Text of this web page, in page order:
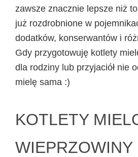
zawsze znacznie lepsze niż
już rozdrobnione w
dodatków, konserwantów i
Gdy przygotowuję kotlety
dla rodziny lub przyjaciół nie
mielę sama :)
KOTLETY
WIEPRZOWINY